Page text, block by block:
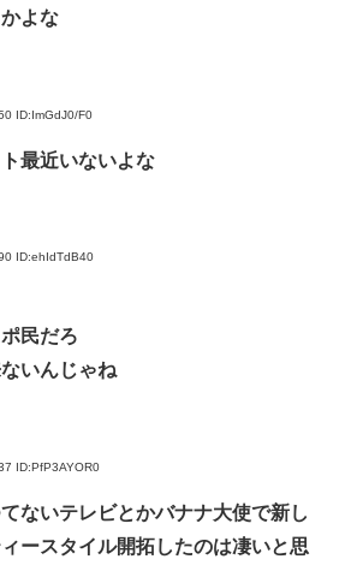
よな
ID:ImGdJ0/F0
最近いないよな
ID:ehIdTdB40
民だろ
いんじゃね
ID:PfP3AYOR0
ないテレビとかバナナ大使で新し
ースタイル開拓したのは凄いと思